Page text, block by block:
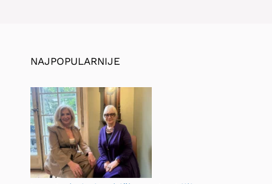
NAJPOPULARNIJE